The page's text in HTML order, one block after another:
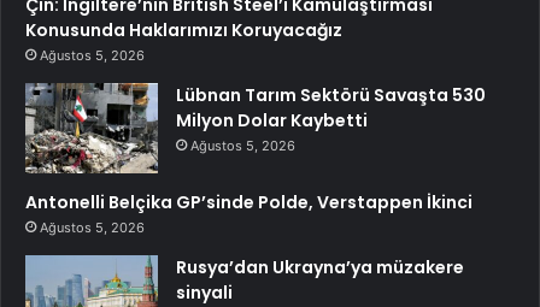
Konusunda Haklarımızı Koruyacağız
Ağustos 5, 2026
Lübnan Tarım Sektörü Savaşta 530
Milyon Dolar Kaybetti
Ağustos 5, 2026
Antonelli Belçika GP’sinde Polde, Verstappen İkinci
Ağustos 5, 2026
Rusya’dan Ukrayna’ya müzakere
sinyali